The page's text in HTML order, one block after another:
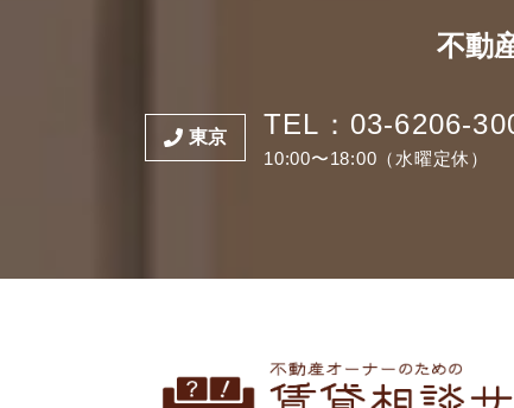
不動
東京 TEL：03-6206-
10:00〜18:00（水曜定休）